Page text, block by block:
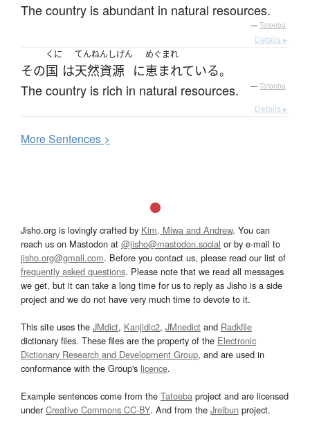
The country is abundant in natural resources.
— Tatoeba
Details ▸
その
くに
国 は
てんねんしげん
天然資源 に
めぐまれ
恵まれている。
The country is rich in natural resources. — Tatoeba
Details ▸
MoreSentences >
Jisho.org is lovingly crafted by Kim, Miwa and Andrew. You can
reach us on Mastodon at @jisho@mastodon.social or by e-mail to
jisho.org@gmail.com. Before you contact us, please read our list of
frequently asked questions. Please note that we read all messages
we get, but it can take a long time for us to reply as Jisho is a side
project and we do not have very much time to devote to it.
This site uses the JMdict, Kanjidic2, JMnedict and Radkfile
dictionary files. These files are the property of the Electronic
Dictionary Research and Development Group, and are used in
conformance with the Group's licence.
Example sentences come from the Tatoeba project and are licensed
underCreative Commons CC-BY. And from the Jreibun project.